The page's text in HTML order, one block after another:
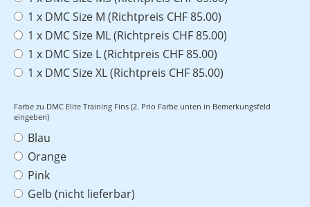
1 x DMC Size M (Richtpreis CHF 85.00)
1 x DMC Size ML (Richtpreis CHF 85.00)
1 x DMC Size L (Richtpreis CHF 85.00)
1 x DMC Size XL (Richtpreis CHF 85.00)
Farbe zu DMC Elite Training Fins (2. Prio Farbe unten in Bemerkungsfeld
eingeben)
Blau
Orange
Pink
Gelb (nicht lieferbar)